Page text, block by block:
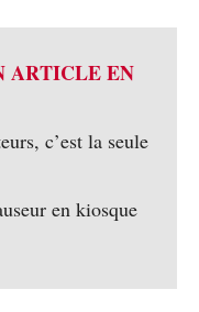
ARTICLE EN
c’est la seule
en kiosque